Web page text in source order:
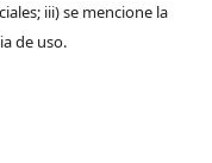
iii) se mencione la
de uso.